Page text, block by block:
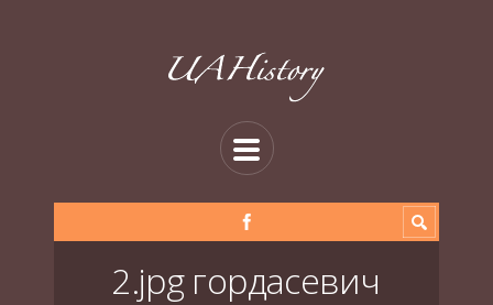
2.jpg гордасевич